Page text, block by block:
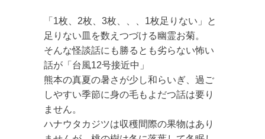
「1枚、2枚、3枚、、、1枚足りない」と
足りない皿を数えつづける幽霊お菊。
そんな怪談話にも勝るとも劣らない怖い
話が「台風12号接近中」
熊本の真夏の暑さが少し和らいぎ、過ご
しやすい季節に身の毛もよだつ話は要り
ません。
ハナウタカジツは収穫間際の果物はあり